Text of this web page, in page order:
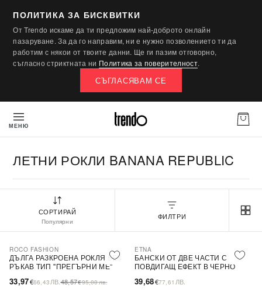
ПОЛИТИКА ЗА БИСКВИТКИ
От Trendo искаме да ти предложим най-доброто онлайн
пазаруване. За да го направим, ни е нужно позволението ти да
работим с някои от твоите данни. Ще ги пазим отговорно,
съгласно стриктната ни Политика за поверителност.
СЪГЛАСЯВАМ СЕ
МЕНЮ
ЛЕТНИ РОКЛИ BANANA REPUBLIC
СОРТИРАЙ
Популярни
ФИЛТРИ
-30%
ROCO FASHION
ДЪЛГА РАЗКРОЕНА РОКЛЯ БЕЗ
РЪКАВ ТИП ''ПРЕГЪРНИ МЕ''
33,97€66,43 ЛВ.48,57€95,00лв.
ETNA
БАНСКИ ОТ ДВЕ ЧАСТИ С
ПОВДИГАЩ ЕФЕКТ В ЧЕРНО
39,68€77,61 ЛВ.